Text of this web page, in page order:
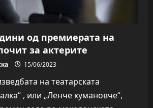
од премиерата на
за актерите
15/06/2023
на театарската
, или „Ленче кумановче“,